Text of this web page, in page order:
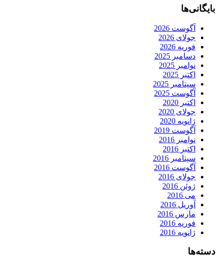
بایگانی‌ها
آگوست 2026
جولای 2026
فوریه 2026
دسامبر 2025
نوامبر 2025
اکتبر 2025
سپتامبر 2025
آگوست 2025
اکتبر 2020
جولای 2020
ژانویه 2020
آگوست 2019
نوامبر 2016
اکتبر 2016
سپتامبر 2016
آگوست 2016
جولای 2016
ژوئن 2016
می 2016
آوریل 2016
مارس 2016
فوریه 2016
ژانویه 2016
دسته‌ها